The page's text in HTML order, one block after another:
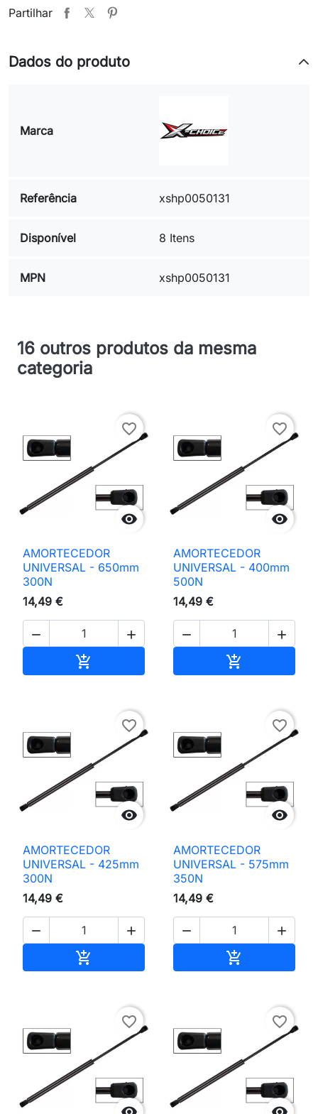
Partilhar
Dados do produto
Marca
Referência xshp0050131
Disponível 8 Itens
MPN xshp0050131
16 outros produtos da mesma
categoria

favorite_border
AMORTECEDOR
UNIVERSAL - 650mm
300N
14,49 €
 


favorite_border
AMORTECEDOR
UNIVERSAL - 400mm
500N
14,49 €
 


favorite_border
AMORTECEDOR
UNIVERSAL - 425mm
300N
14,49 €
 


favorite_border
AMORTECEDOR
UNIVERSAL - 575mm
350N
14,49 €
 

favorite_border favorite_border